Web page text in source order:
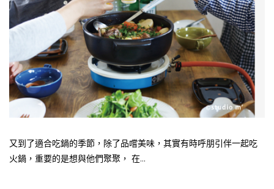
又到了適合吃鍋的季節，除了品嚐美味，其實有時呼朋引伴一起吃
火鍋，重要的是想與他們聚聚， 在...